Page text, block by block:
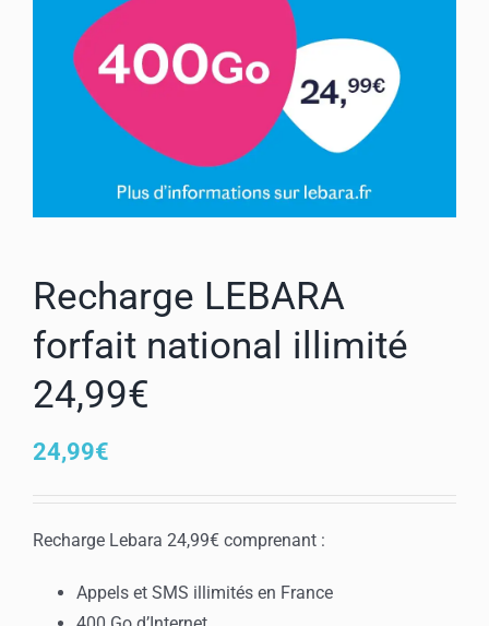
Recharge LEBARA
forfait national illimité
24,99€
24,99€
Recharge Lebara 24,99€ comprenant :
Appels et SMS illimités en France